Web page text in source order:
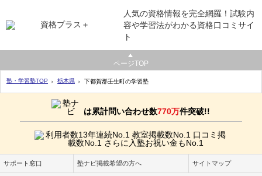
人気の資格情報を完全網羅！試験内
容や学習法がわかる資格口コミサイ
ト
ページTOP
塾・学習塾TOP 栃木県 下都賀郡壬生町の学習塾
は累計問い合わせ数770万件突破!!
サポート窓口 塾ナビ掲載希望の方へ サイトマップ